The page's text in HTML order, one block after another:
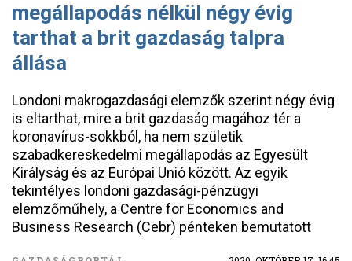
megállapodás nélkül négy évig
tarthat a brit gazdaság talpra
állása
Londoni makrogazdasági elemzők szerint négy évig
is eltarthat, mire a brit gazdaság magához tér a
koronavírus-sokkból, ha nem születik
szabadkereskedelmi megállapodás az Egyesült
Királyság és az Európai Unió között. Az egyik
tekintélyes londoni gazdasági-pénzügyi
elemzőműhely, a Centre for Economics and
Business Research (Cebr) pénteken bemutatott